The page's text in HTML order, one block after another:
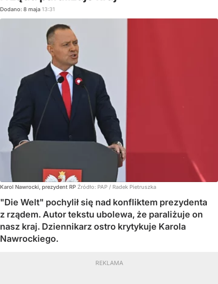
Dodano: 8 maja 13:31
Karol Nawrocki, prezydent RP Źródło: PAP / Radek Pietruszka
"Die Welt" pochylił się nad konfliktem prezydenta
z rządem. Autor tekstu ubolewa, że paraliżuje on
nasz kraj. Dziennikarz ostro krytykuje Karola
Nawrockiego.